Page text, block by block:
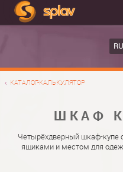
RU
КАТАЛОГ-КАЛЬКУЛЯТОР
ШКАФ
Четырёхдверный шкаф-
ящиками и местом для
ВСТРОЕННЫЕ
НАСТЕННАЯ
ФОТО ШКАФОВ КУПЕ
МАТЕРИАЛЫ
ФУРНИТУРА
О НАС